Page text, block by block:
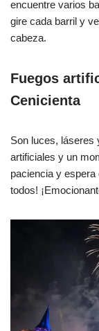
encuentre varios
gire cada barril y
cabeza.
Fuegos
Cenicienta
Son luces, láseres
artificiales y un
paciencia y
todos!